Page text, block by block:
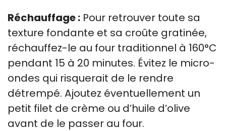
Réchauffage : Pour retrouver toute sa
texture fondante et sa croûte gratinée,
réchauffez-le au four traditionnel à 160°C
pendant 15 à 20 minutes. Évitez le micro-
ondes qui risquerait de le rendre
détrempé. Ajoutez éventuellement un
petit filet de crème ou d’huile d’olive
avant de le passer au four.